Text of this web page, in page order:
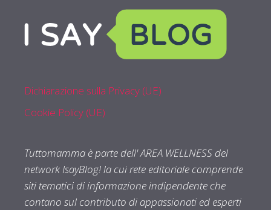
Dichiarazione sulla Privacy (UE)
Cookie Policy (UE)
Tuttomamma è parte dell' AREA WELLNESS del
network IsayBlog! la cui rete editoriale comprende
siti tematici di informazione indipendente che
contano sul contributo di appassionati ed esperti